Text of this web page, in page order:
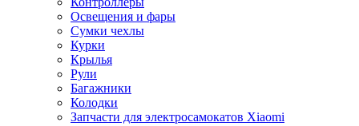
Освещения и фары
Сумки чехлы
Курки
Крылья
Рули
Багажники
Колодки
Запчасти для электросамокатов Xiaomi